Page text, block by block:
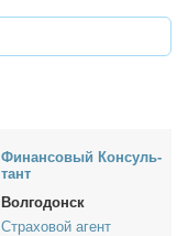
Финан­со­вый Кон­суль­
тант
Волгодонск
Страховой агент